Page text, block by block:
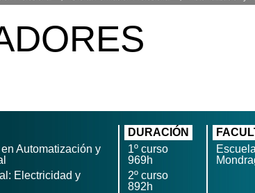
Automatización y
Electricidad y
DURACIÓN
1º curso
969h
2º curso
892h